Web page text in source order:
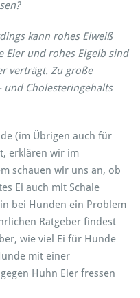
k
o
h
t,
c
h
a
l
kann rohes Eiweiß
Eier und rohes Eigelb sind
verträgt. Zu große
und Cholesteringehalts
(im Übrigen auch für
erklären wir im
schauen wir uns an, ob
Ei auch mit Schale
bei Hunden ein Problem
Ratgeber findest
wie viel Ei für Hunde
mit einer
Huhn Eier fressen